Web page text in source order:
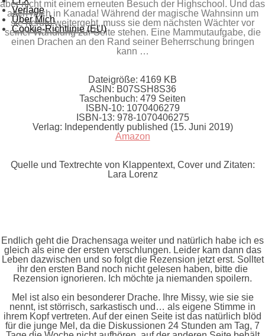
Verlage
Über Mich
Cookie-Richtlinie (EU)
aber nicht mit einem erneuten Besuch der Highschool. Und das
auch noch in Kanada! Während der magische Wahnsinn um
sie herum weitergeht, muss sie dem nächsten Wächter vor
seiner Wandlung zur Seite stehen. Eine Mammutaufgabe, die
einen Drachen an den Rand seiner Beherrschung bringen
kann …
Dateigröße: 4169 KB
ASIN: B07SSH8S36
Taschenbuch: 479 Seiten
ISBN-10: 1070406279
ISBN-13: 978-1070406275
Verlag: Independently published (15. Juni 2019)
Amazon
Quelle und Textrechte von Klappentext, Cover und Zitaten:
Lara Lorenz
Endlich geht die Drachensaga weiter und natürlich habe ich es
gleich als eine der ersten verschlungen. Leider kam dann das
Leben dazwischen und so folgt die Rezension jetzt erst. Solltet
ihr den ersten Band noch nicht gelesen haben, bitte die
Rezension ignorieren. Ich möchte ja niemanden spoilern.
Mel ist also ein besonderer Drache. Ihre Missy, wie sie sie
nennt, ist störrisch, sarkastisch und… als eigene Stimme in
ihrem Kopf vertreten. Auf der einen Seite ist das natürlich blöd
für die junge Mel, da die Diskussionen 24 Stunden am Tag, 7